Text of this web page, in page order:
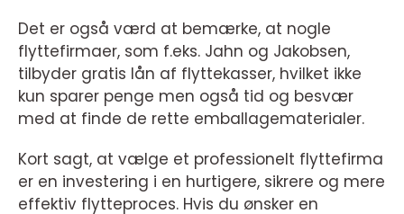
Det er også værd at bemærke, at nogle
flyttefirmaer, som f.eks. Jahn og Jakobsen,
tilbyder gratis lån af flyttekasser, hvilket ikke
kun sparer penge men også tid og besvær
med at finde de rette emballagematerialer.
Kort sagt, at vælge et professionelt flyttefirma
er en investering i en hurtigere, sikrere og mere
effektiv flytteproces. Hvis du ønsker en